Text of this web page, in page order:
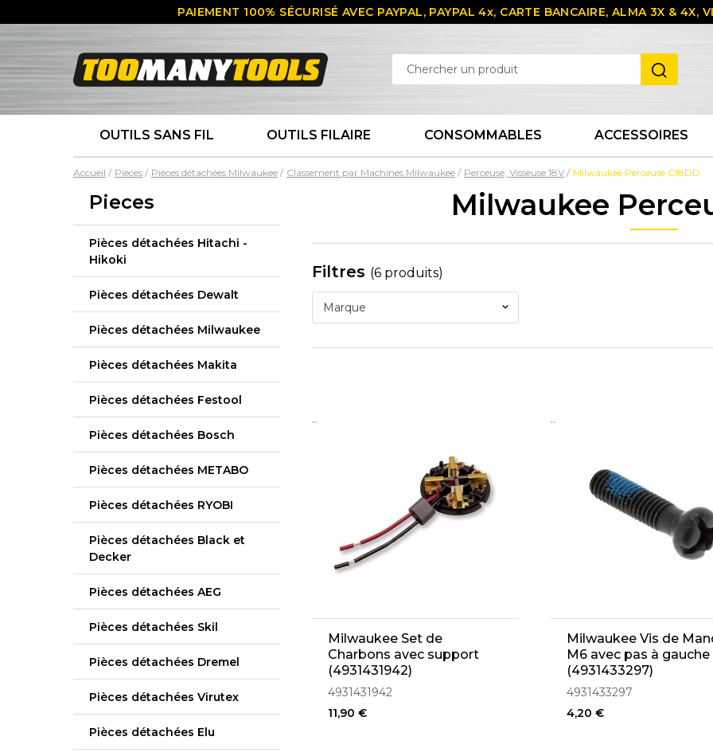
PAIEMENT 100% SÉCURISÉ AVEC PAYPAL, PAYPAL 4x, CARTE BANCAIRE, ALMA 3X & 4X,
OUTILS SANS FIL OUTILS FILAIRE CONSOMMABLES ACCESSOIRES
Accueil Pieces Pièces détachées Milwaukee Classement par Machines Milwaukee Perceuse, Visseuse 18V Milwaukee Perceuse C18DD
Pieces
Pièces détachées Hitachi -
Hikoki
Pièces détachées Dewalt
Pièces détachées Milwaukee
Pièces détachées Makita
Pièces détachées Festool
Pièces détachées Bosch
Pièces détachées METABO
Pièces détachées RYOBI
Pièces détachées Black et
Decker
Pièces détachées AEG
Pièces détachées Skil
Pièces détachées Dremel
Pièces détachées Virutex
Pièces détachées Elu
Milwaukee
Filtres (6 produits)
Marque
..
Milwaukee Set de
Charbons avec support
(4931431942)
4931431942
11,90 €
..
Milwaukee Vis de
M6 avec pas à gauche
(4931433297)
4931433297
4,20 €